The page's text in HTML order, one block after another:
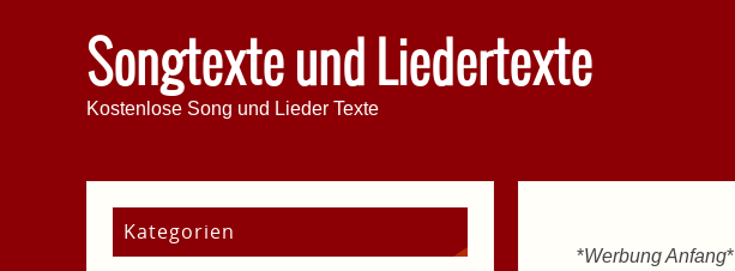
Songtexte und Liedertexte
Kostenlose Song und Lieder Texte
*Werbung Anfang*
Kategorien